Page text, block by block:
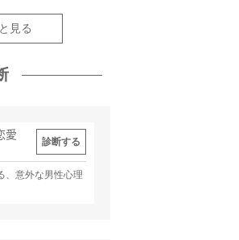
見る
愛
診断する
、意外な男性心理